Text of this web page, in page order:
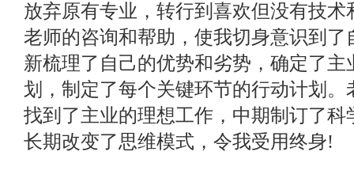
放弃原有专业，转行到喜欢但没有技
老师的咨询和帮助，使我切身意识到
新梳理了自己的优势和劣势，确定了
划，制定了每个关键环节的行动计划
找到了主业的理想工作，中期制订了
长期改变了思维模式，令我受用终身!